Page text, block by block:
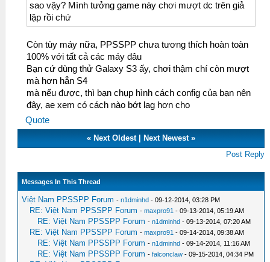
sao vậy? Mình tưởng game này chơi mượt dc trên giả
lập rồi chứ
Còn tùy máy nữa, PPSSPP chưa tương thích hoàn toàn
100% với tất cả các máy đâu
Bạn cứ dùng thử Galaxy S3 ấy, chơi thậm chí còn mượt
mà hơn hẳn S4
mà nếu được, thì bạn chụp hình cách config của bạn nên
đây, ae xem có cách nào bớt lag hơn cho
Quote
« Next Oldest| Next Newest»
Post Reply
Messages In This Thread
Việt Nam PPSSPP Forum -n1dminhd - 09-12-2014, 03:28 PM
RE: Việt Nam PPSSPP Forum -maxpro91 - 09-13-2014, 05:19 AM
RE: Việt Nam PPSSPP Forum -n1dminhd - 09-13-2014, 07:20 AM
RE: Việt Nam PPSSPP Forum -maxpro91 - 09-14-2014, 09:38 AM
RE: Việt Nam PPSSPP Forum -n1dminhd - 09-14-2014, 11:16 AM
RE: Việt Nam PPSSPP Forum -falconclaw - 09-15-2014, 04:34 PM